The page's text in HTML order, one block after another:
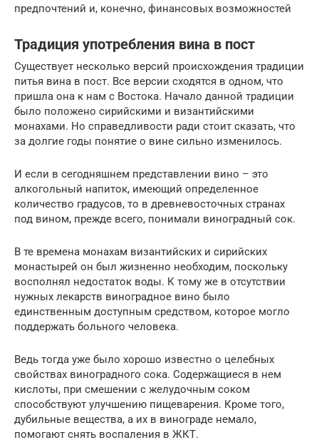
предпочтений и, конечно, финансовых возможностей
Традиция употребления вина в пост
Существует несколько версий происхождения традиции
питья вина в пост. Все версии сходятся в одном, что
пришла она к нам с Востока. Начало данной традиции
было положено сирийскими и византийскими
монахами. Но справедливости ради стоит сказать, что
за долгие годы понятие о вине сильно изменилось.
И если в сегодняшнем представлении вино – это
алкогольный напиток, имеющий определенное
количество градусов, то в древневосточных странах
под вином, прежде всего, понимали виноградный сок.
В те времена монахам византийских и сирийских
монастырей он был жизненно необходим, поскольку
восполнял недостаток воды. К тому же в отсутствии
нужных лекарств виноградное вино было
единственным доступным средством, которое могло
поддержать больного человека.
Ведь тогда уже было хорошо известно о целебных
свойствах виноградного сока. Содержащиеся в нем
кислоты, при смешении с желудочным соком
способствуют улучшению пищеварения. Кроме того,
дубильные вещества, а их в винограде немало,
помогают снять воспаления в ЖКТ.